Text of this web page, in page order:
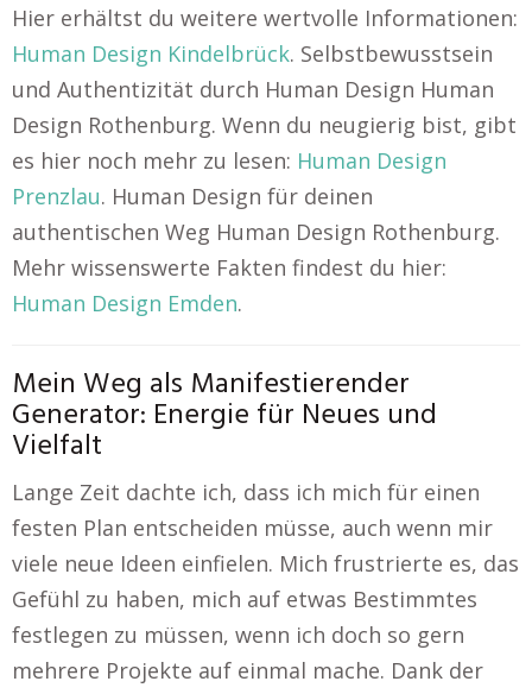
Hier erhältst du weitere wertvolle Informationen:
Human Design Kindelbrück. Selbstbewusstsein
und Authentizität durch Human Design Human
Design Rothenburg. Wenn du neugierig bist, gibt
es hier noch mehr zu lesen: Human Design
Prenzlau. Human Design für deinen
authentischen Weg Human Design Rothenburg.
Mehr wissenswerte Fakten findest du hier:
Human Design Emden.
Mein Weg als Manifestierender
Generator: Energie für Neues und
Vielfalt
Lange Zeit dachte ich, dass ich mich für einen
festen Plan entscheiden müsse, auch wenn mir
viele neue Ideen einfielen. Mich frustrierte es, das
Gefühl zu haben, mich auf etwas Bestimmtes
festlegen zu müssen, wenn ich doch so gern
mehrere Projekte auf einmal mache. Dank der